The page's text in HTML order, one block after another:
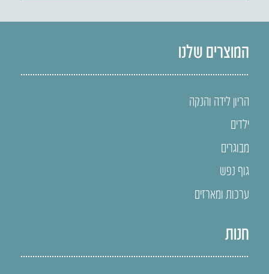
המוצרים שלנו
הריון לידה והנקה
ילדים
מבוגרים
גוף נפש
ערכות ומארזים
חנות